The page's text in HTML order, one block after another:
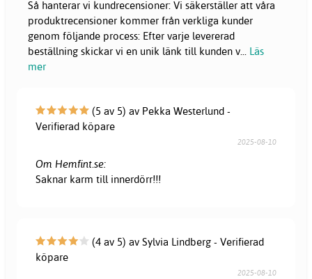
Så hanterar vi kundrecensioner: Vi säkerställer att våra
produktrecensioner kommer från verkliga kunder
genom följande process: Efter varje levererad
beställning skickar vi en unik länk till kunden v... Läs
mer
(5 av 5) av Pekka Westerlund -
Verifierad köpare
2025-08-10
Om Hemfint.se:
Saknar karm till innerdörr!!!
(4 av 5) av Sylvia Lindberg - Verifierad
köpare
2025-08-10